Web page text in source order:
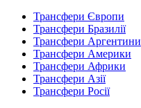
Трансфери Європи
Трансфери Бразилії
Трансфери Аргентини
Трансфери Америки
Трансфери Африки
Трансфери Азії
Трансфери Росії